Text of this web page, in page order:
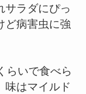
サラダにぴっ
ど病害虫に強
らいで食べら
味はマイルド